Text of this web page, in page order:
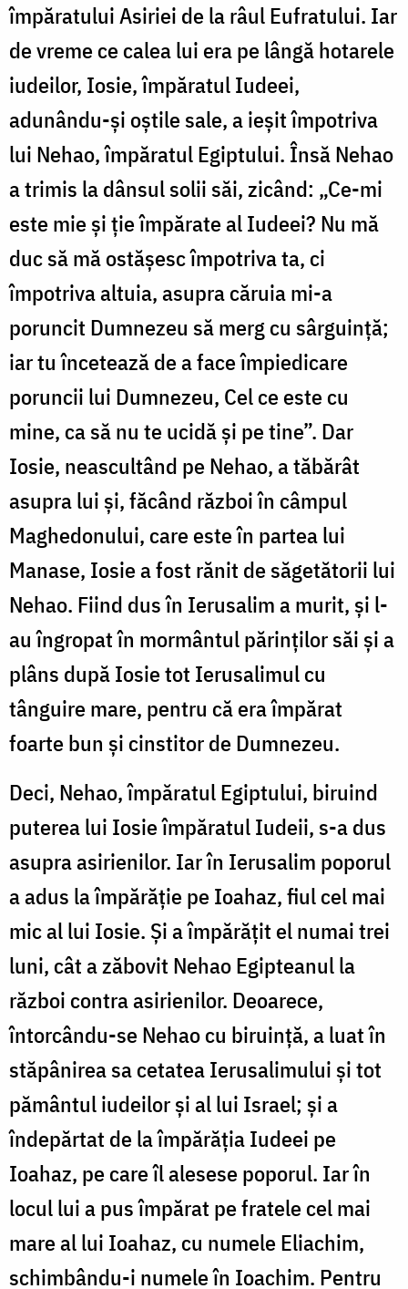
împăratului Asiriei de la râul Eufratului. Iar
de vreme ce calea lui era pe lângă hotarele
iudeilor, Iosie, împăratul Iudeei,
adunându-și oștile sale, a ieșit împotriva
lui Nehao, împăratul Egiptului. Însă Nehao
a trimis la dânsul solii săi, zicând: „Ce-mi
este mie și ție împărate al Iudeei? Nu mă
duc să mă ostășesc împotriva ta, ci
împotriva altuia, asupra căruia mi-a
poruncit Dumnezeu să merg cu sârguință;
iar tu încetează de a face împiedicare
poruncii lui Dumnezeu, Cel ce este cu
mine, ca să nu te ucidă și pe tine”. Dar
Iosie, neascultând pe Nehao, a tăbărât
asupra lui și, făcând război în câmpul
Maghedonului, care este în partea lui
Manase, Iosie a fost rănit de săgetătorii lui
Nehao. Fiind dus în Ierusalim a murit, și l-
au îngropat în mormântul părinților săi și a
plâns după Iosie tot Ierusalimul cu
tânguire mare, pentru că era împărat
foarte bun și cinstitor de Dumnezeu.
Deci, Nehao, împăratul Egiptului, biruind
puterea lui Iosie împăratul Iudeii, s-a dus
asupra asirienilor. Iar în Ierusalim poporul
a adus la împărăție pe Ioahaz, fiul cel mai
mic al lui Iosie. Și a împărățit el numai trei
luni, cât a zăbovit Nehao Egipteanul la
război contra asirienilor. Deoarece,
întorcându-se Nehao cu biruință, a luat în
stăpânirea sa cetatea Ierusalimului și tot
pământul iudeilor și al lui Israel; și a
îndepărtat de la împărăția Iudeei pe
Ioahaz, pe care îl alesese poporul. Iar în
locul lui a pus împărat pe fratele cel mai
mare al lui Ioahaz, cu numele Eliachim,
schimbându-i numele în Ioachim. Pentru